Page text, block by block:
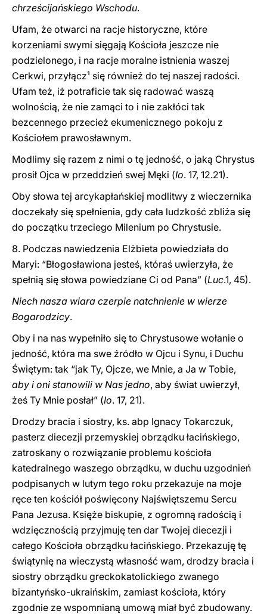
chrześcijańskiego Wschodu.
Ufam, że otwarci na racje historyczne, które
korzeniami swymi sięgają Kościoła jeszcze nie
podzielonego, i na racje moralne istnienia waszej
Cerkwi, przyłącz¹ się również do tej naszej radości.
Ufam też, iż potraficie tak się radować waszą
wolnością, że nie zamąci to i nie zakłóci tak
bezcennego przecież ekumenicznego pokoju z
Kościołem prawosławnym.
Modlimy się razem z nimi o tę jedność, o jaką Chrystus
prosił Ojca w przeddzień swej Męki (Io. 17, 12.21).
Oby słowa tej arcykapłańskiej modlitwy z wieczernika
doczekały się spełnienia, gdy cała ludzkość zbliża się
do początku trzeciego Milenium po Chrystusie.
8. Podczas nawiedzenia Elżbieta powiedziała do
Maryi: “Błogosławiona jesteś, któraś uwierzyła, że
spełnią się słowa powiedziane Ci od Pana” (Luc.1, 45).
Niech nasza wiara czerpie natchnienie w wierze
Bogarodzicy.
Oby i na nas wypełniło się to Chrystusowe wołanie o
jedność, która ma swe źródło w Ojcu i Synu, i Duchu
Świętym: tak “jak Ty, Ojcze, we Mnie, a Ja w Tobie,
aby i oni stanowili w Nas jedno, aby świat uwierzył,
żeś Ty Mnie posłał” (Io. 17, 21).
Drodzy bracia i siostry, ks. abp Ignacy Tokarczuk,
pasterz diecezji przemyskiej obrządku łacińskiego,
zatroskany o rozwiązanie problemu kościoła
katedralnego waszego obrządku, w duchu uzgodnień
podpisanych w lutym tego roku przekazuje na moje
ręce ten kościół poświęcony Najświętszemu Sercu
Pana Jezusa. Księże biskupie, z ogromną radością i
wdzięcznością przyjmuję ten dar Twojej diecezji i
całego Kościoła obrządku łacińskiego. Przekazuję tę
świątynię na wieczystą własność wam, drodzy bracia i
siostry obrządku greckokatolickiego zwanego
bizantyńsko-ukraińskim, zamiast kościoła, który
zgodnie ze wspomnianą umową miał być zbudowany.